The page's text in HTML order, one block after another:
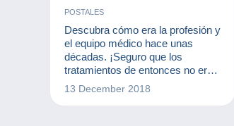
POSTALES
Descubra cómo era la profesión y
el equipo médico hace unas
décadas. ¡Seguro que los
tratamientos de entonces no eran
tan alentadores como ahora!
13 December 2018